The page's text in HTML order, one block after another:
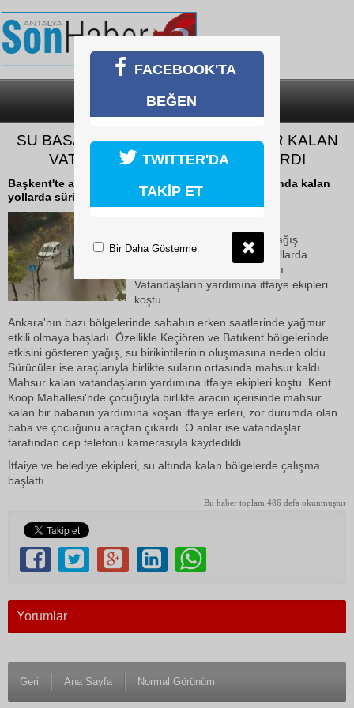
SON DAKİKA
SU BASAN YOLDA ARAÇTA MAHSUR KALAN
VATANDAŞLARI İTFAİYE KURTARDI
Başkent'te aniden bastıran yağış nedeniyle su altında kalan
yollarda sürücüler araçta mahsur kaldı.
Başkent'te aniden bastıran yağış
nedeniyle su altında kalan yollarda
sürücüler araçta mahsur kaldı.
Vatandaşların yardımına itfaiye ekipleri
koştu.
Ankara'nın bazı bölgelerinde sabahın erken saatlerinde yağmur
etkili olmaya başladı. Özellikle Keçiören ve Batıkent bölgelerinde
etkisini gösteren yağış, su birikintilerinin oluşmasına neden oldu.
Sürücüler ise araçlarıyla birlikte suların ortasında mahsur kaldı.
Mahsur kalan vatandaşların yardımına itfaiye ekipleri koştu. Kent
Koop Mahallesi'nde çocuğuyla birlikte aracın içerisinde mahsur
kalan bir babanın yardımına koşan itfaiye erleri, zor durumda olan
baba ve çocuğunu araçtan çıkardı. O anlar ise vatandaşlar
tarafından cep telefonu kamerasıyla kaydedildi.
İtfaiye ve belediye ekipleri, su altında kalan bölgelerde çalışma
başlattı.
Bu haber toplam 486 defa okunmuştur
Yorumlar
Geri Ana Sayfa Normal Görünüm
FACEBOOK'TA
BEĞEN
TWITTER'DA
TAKİP ET
Bir Daha Gösterme